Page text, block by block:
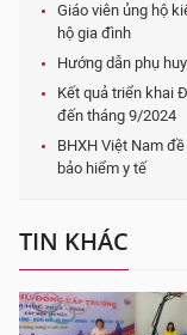
Giáo viên ủng hộ
hộ gia đình
Hướng dẫn phụ
Kết quả triển khai
đến tháng 9/2024
BHXH Việt Nam
bảo hiểm y tế
TIN KHÁC